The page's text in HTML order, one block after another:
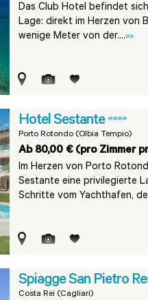
Das Club Hotel befindet
Lage: direkt im Herzen von
wenige Meter von der....»»
Hotel Sestante ****
Porto Rotondo (Olbia Tempio)
Ab 80,00 € (pro Zimmer
Im Herzen von Porto
Sestante eine privilegierte
Schritte vom Yachthafen,
Spiagge San Pietro
Costa Rei (Cagliari)